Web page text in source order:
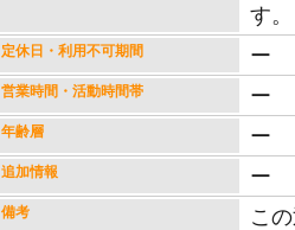
す。
定休日・利用不可期間 ー
営業時間・活動時間帯 ー
年齢層 ー
追加情報 ー
備考
こ